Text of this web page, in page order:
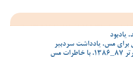
یادبود
برای مس، یادداشت سردبیر
مس